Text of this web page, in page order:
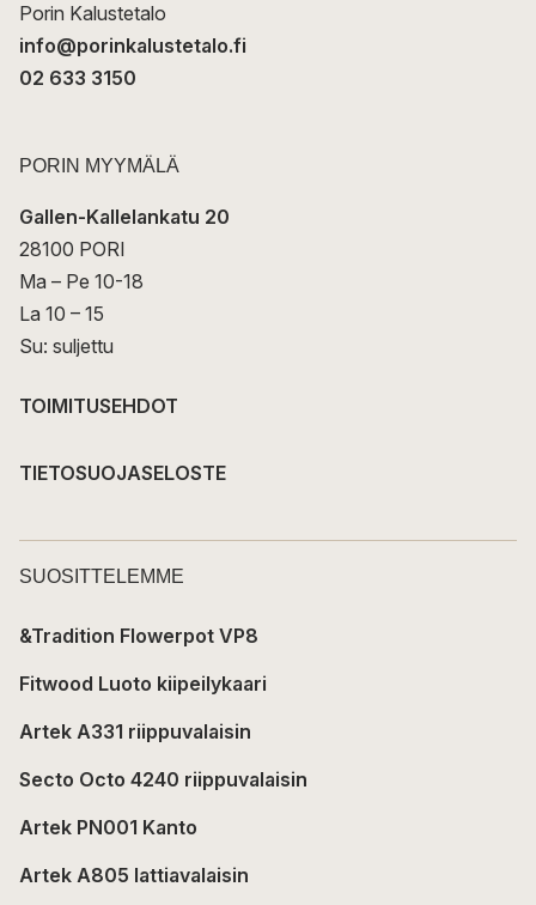
Porin Kalustetalo
info@porinkalustetalo.fi
02 633 3150
PORIN MYYMÄLÄ
Gallen-Kallelankatu 20
28100 PORI
Ma – Pe 10-18
La 10 – 15
Su: suljettu
TOIMITUSEHDOT
TIETOSUOJASELOSTE
SUOSITTELEMME
&Tradition Flowerpot VP8
Fitwood Luoto kiipeilykaari
Artek A331 riippuvalaisin
Secto Octo 4240 riippuvalaisin
Artek PN001 Kanto
Artek A805 lattiavalaisin